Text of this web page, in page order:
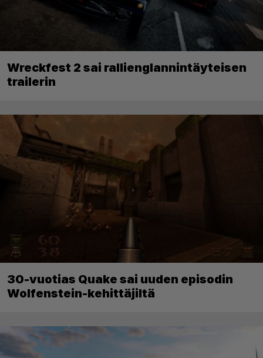
Wreckfest 2 sai rallienglannintäyteisen
trailerin
30-vuotias Quake sai uuden episodin
Wolfenstein-kehittäjiltä